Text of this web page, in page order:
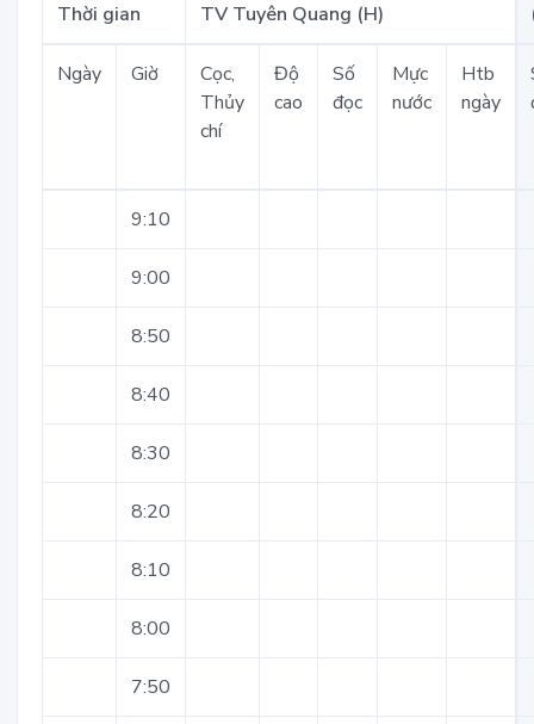
Thời gian TV Tuyên Quang (H)
Ngày Giờ
Cọc,
Thủy
chí
Độ
cao
Số
đọc
Mực
nước
Htb
ngày
9:10
9:00
8:50
8:40
8:30
8:20
8:10
8:00
7:50